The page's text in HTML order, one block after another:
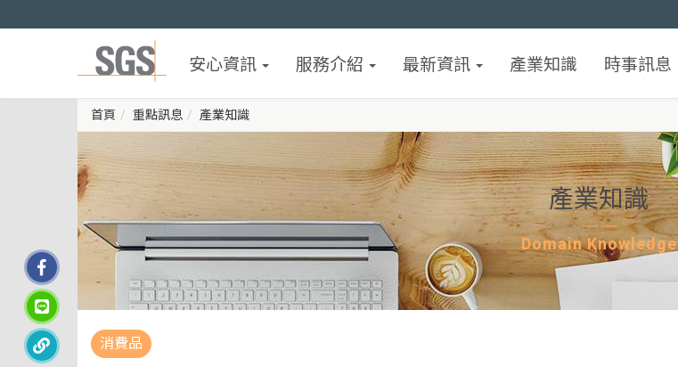
安心資訊 服務介紹 最新資訊 產業知識 時事訊息
首頁 重點訊息 產業知識
產業知識
Domain Knowledge
消費品